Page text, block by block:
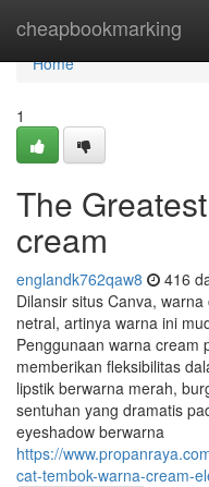
cheapbookmarking
Home
Home
1
The
cream
englandk762qaw8 416
Dilansir situs Canva,
netral, artinya warna ini
Penggunaan warna cream
memberikan fleksibilitas
lipstik berwarna merah,
sentuhan yang dramatis
eyeshadow berwarna
https://
cat-tembok-warna-cream-